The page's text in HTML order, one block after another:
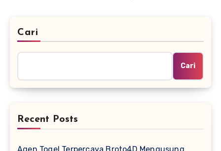
Cari
Cari
Recent Posts